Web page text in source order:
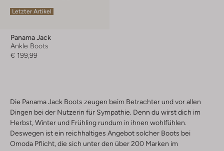
Letzter Artikel
Panama Jack
Ankle Boots
€ 199,99
Die Panama Jack Boots zeugen beim Betrachter und vor allen
Dingen bei der Nutzerin für Sympathie. Denn du wirst dich im
Herbst, Winter und Frühling rundum in ihnen wohlfühlen.
Deswegen ist ein reichhaltiges Angebot solcher Boots bei
Omoda Pflicht, die sich unter den über 200 Marken im